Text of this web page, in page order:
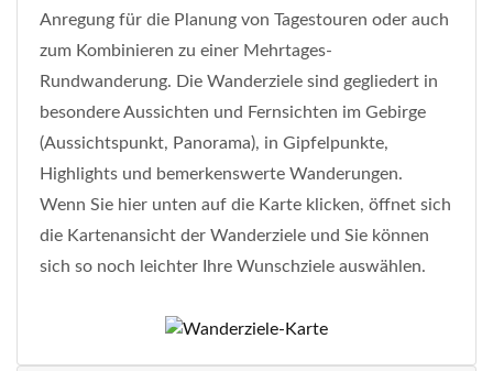
Anregung für die Planung von Tagestouren oder auch
zum Kombinieren zu einer Mehrtages-
Rundwanderung. Die Wanderziele sind gegliedert in
besondere Aussichten und Fernsichten im Gebirge
(Aussichtspunkt, Panorama), in Gipfelpunkte,
Highlights und bemerkenswerte Wanderungen.
Wenn Sie hier unten auf die Karte klicken, öffnet sich
die Kartenansicht der Wanderziele und Sie können
sich so noch leichter Ihre Wunschziele auswählen.